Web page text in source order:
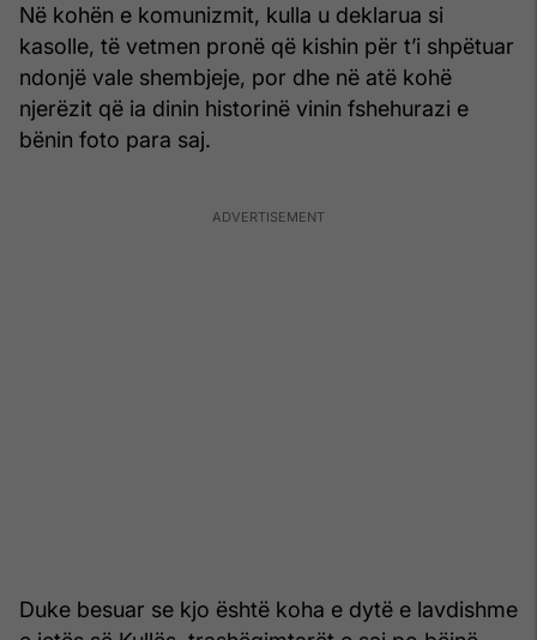
Në kohën e komunizmit, kulla u deklarua si
kasolle, të vetmen pronë që kishin për t’i shpëtuar
ndonjë vale shembjeje, por dhe në atë kohë
njerëzit që ia dinin historinë vinin fshehurazi e
bënin foto para saj.
Duke besuar se kjo është koha e dytë e lavdishme